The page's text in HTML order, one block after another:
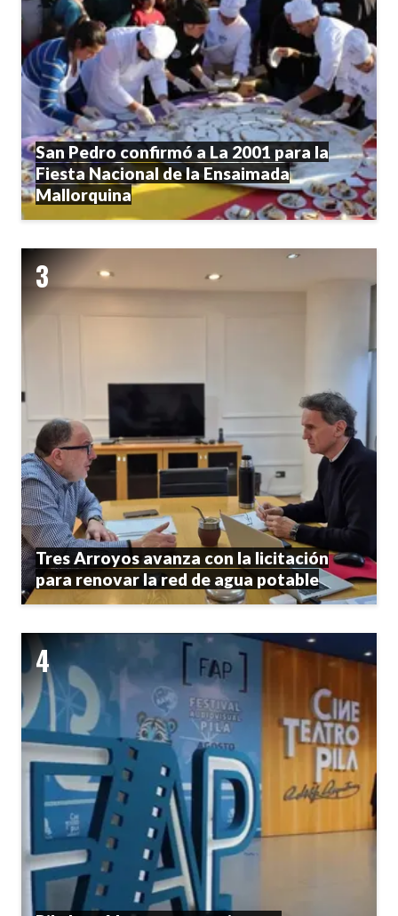
San Pedro confirmó a La 2001 para la
Fiesta Nacional de la Ensaimada
Mallorquina
Tres Arroyos avanza con la licitación
para renovar la red de agua potable